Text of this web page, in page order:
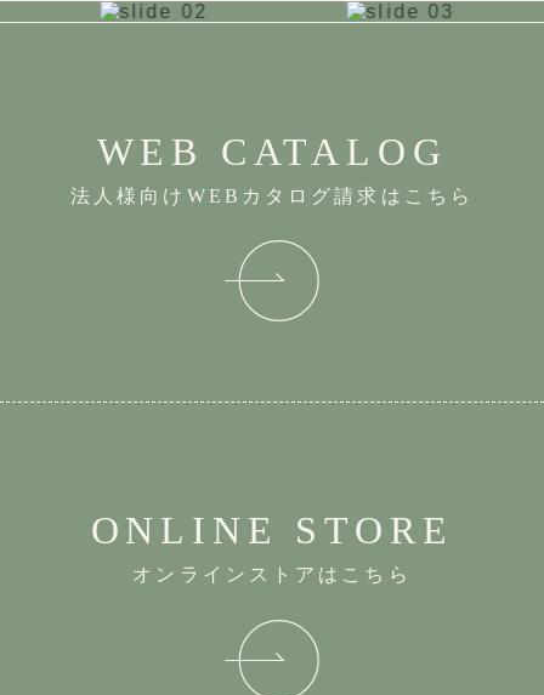
WEB CATALOG
法人様向けWEBカタログ請求はこちら
ONLINE STORE
オンラインストアはこちら